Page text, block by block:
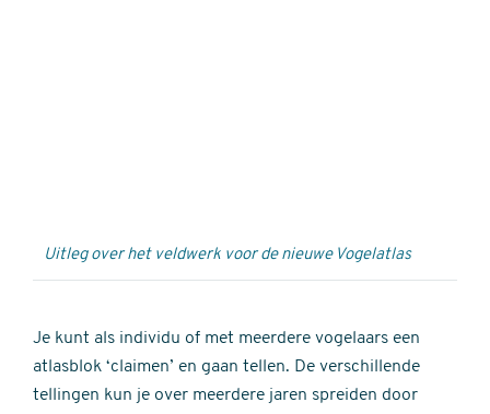
Uitleg over het veldwerk voor de nieuwe Vogelatlas
Je kunt als individu of met meerdere vogelaars een
atlasblok ‘claimen’ en gaan tellen. De verschillende
tellingen kun je over meerdere jaren spreiden door